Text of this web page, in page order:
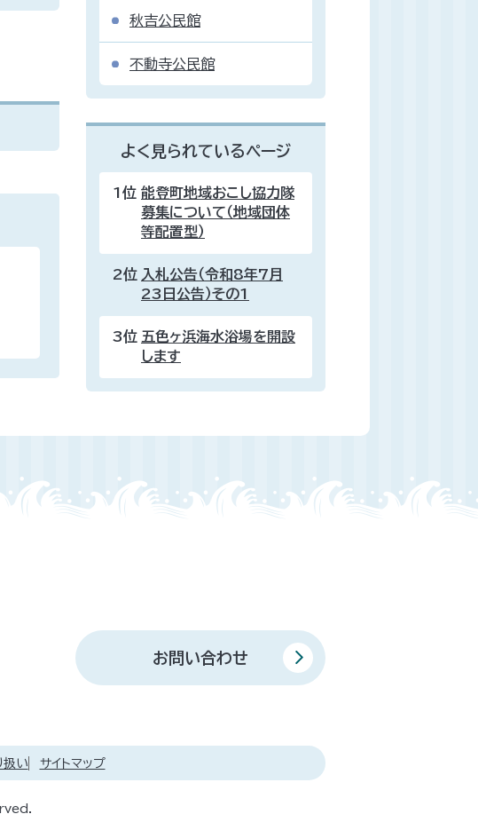
秋吉公民館
不動寺公民館
よく見られているページ
1位 能登町地域おこし協力隊
募集について（地域団体
等配置型）
2位 入札公告（令和8年7月
23日公告）その1
3位 五色ヶ浜海水浴場を開設
します
お問い合わせ
扱い サイトマップ